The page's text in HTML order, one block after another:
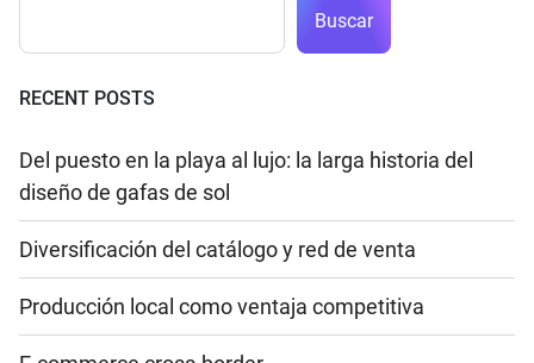
Buscar
RECENT POSTS
Del puesto en la playa al lujo: la larga historia del
diseño de gafas de sol
Diversificación del catálogo y red de venta
Producción local como ventaja competitiva